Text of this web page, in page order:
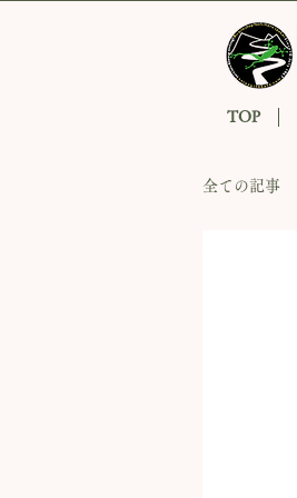
TOP
全ての記事